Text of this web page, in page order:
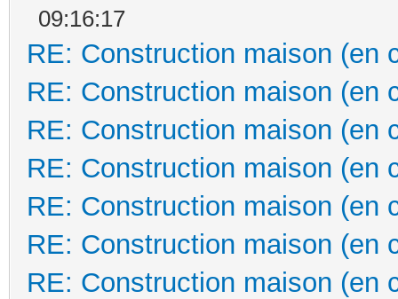
09:16:17
RE: Construction maison (en
RE: Construction maison (en
RE: Construction maison (en
RE: Construction maison (en
RE: Construction maison (en
RE: Construction maison (en
RE: Construction maison (en